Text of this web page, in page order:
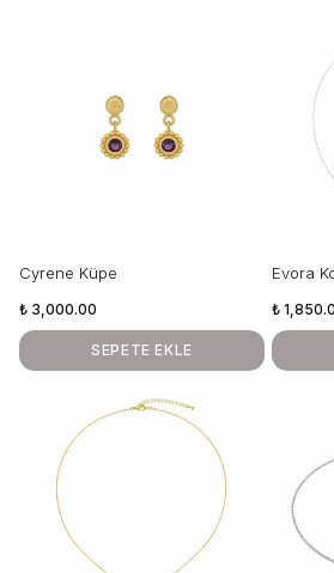
Cyrene Küpe
₺ 3,000.00
SEPETE EKLE
Evora
₺